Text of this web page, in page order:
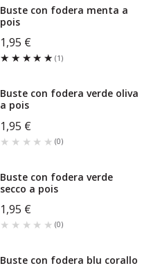
Buste con fodera menta a
pois
1,95 €
★★★★★
★★★★★ (1)
Buste con fodera verde oliva
a pois
1,95 €
★★★★★
★★★★★ (0)
Buste con fodera verde
secco a pois
1,95 €
★★★★★
★★★★★ (0)
Buste con fodera blu corallo